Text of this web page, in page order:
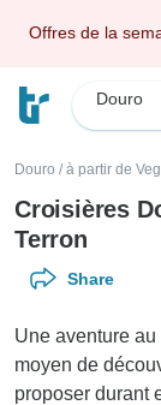
Offres de la
Douro
Douro / à partir de
Croisières
Terron
Share
Une aventure
moyen de
proposer durant